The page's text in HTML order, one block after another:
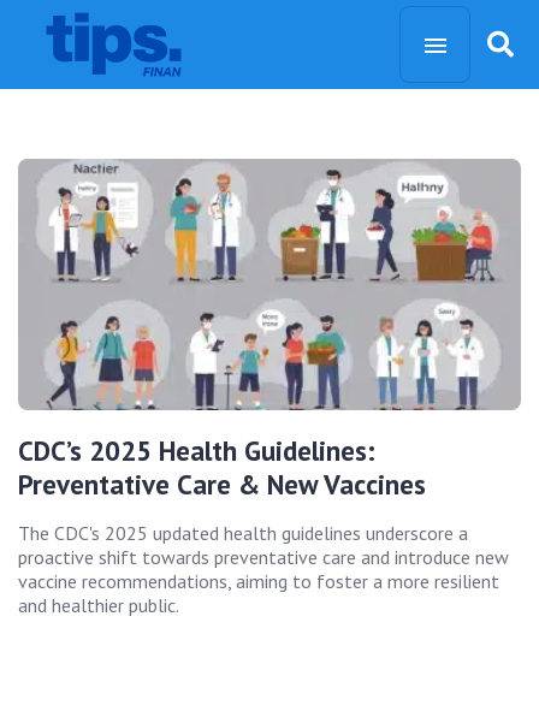
CDC’s 2025 Health Guidelines:
Preventative Care & New Vaccines
The CDC's 2025 updated health guidelines underscore a
proactive shift towards preventative care and introduce new
vaccine recommendations, aiming to foster a more resilient
and healthier public.